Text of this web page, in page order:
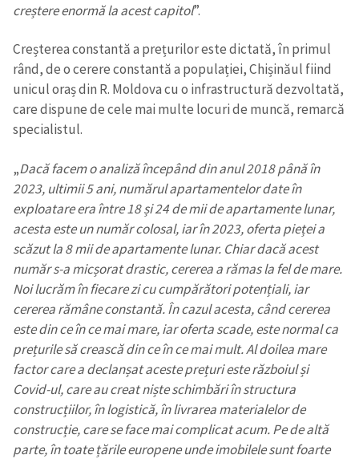
creștere enormă la acest capitol”.
Creșterea constantă a prețurilor este dictată, în primul
rând, de o cerere constantă a populației, Chișinăul fiind
unicul oraș din R. Moldova cu o infrastructură dezvoltată,
care dispune de cele mai multe locuri de muncă, remarcă
specialistul.
„Dacă facem o analiză începând din anul 2018 până în
2023, ultimii 5 ani, numărul apartamentelor date în
exploatare era între 18 și 24 de mii de apartamente lunar,
acesta este un număr colosal, iar în 2023, oferta pieței a
scăzut la 8 mii de apartamente lunar. Chiar dacă acest
număr s-a micșorat drastic, cererea a rămas la fel de mare.
Noi lucrăm în fiecare zi cu cumpărători potențiali, iar
cererea rămâne constantă. În cazul acesta, când cererea
este din ce în ce mai mare, iar oferta scade, este normal ca
prețurile să crească din ce în ce mai mult. Al doilea mare
factor care a declanșat aceste prețuri este războiul și
Covid-ul, care au creat niște schimbări în structura
construcțiilor, în logistică, în livrarea materialelor de
construcție, care se face mai complicat acum. Pe de altă
parte, în toate țările europene unde imobilele sunt foarte